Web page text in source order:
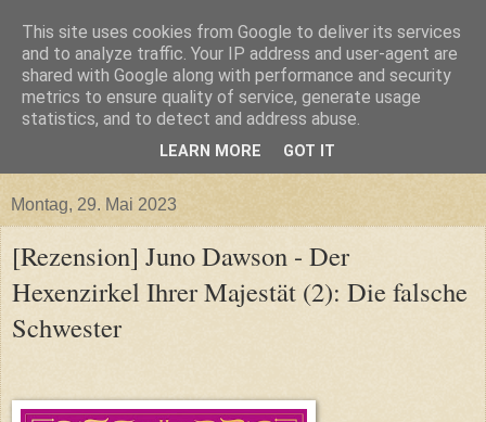
Montag, 29. Mai 2023
[Rezension] Juno Dawson - Der
Hexenzirkel Ihrer Majestät (2): Die falsche
Schwester
This site uses cookies from Google to deliver its services
and to analyze traffic. Your IP address and user-agent are
shared with Google along with performance and security
metrics to ensure quality of service, generate usage
statistics, and to detect and address abuse.
LEARN MORE GOT IT